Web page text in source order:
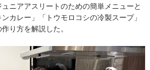
ニアアスリートのための簡単メニューと
カレー」「トウモロコシの冷製スープ」
り方を解説した。